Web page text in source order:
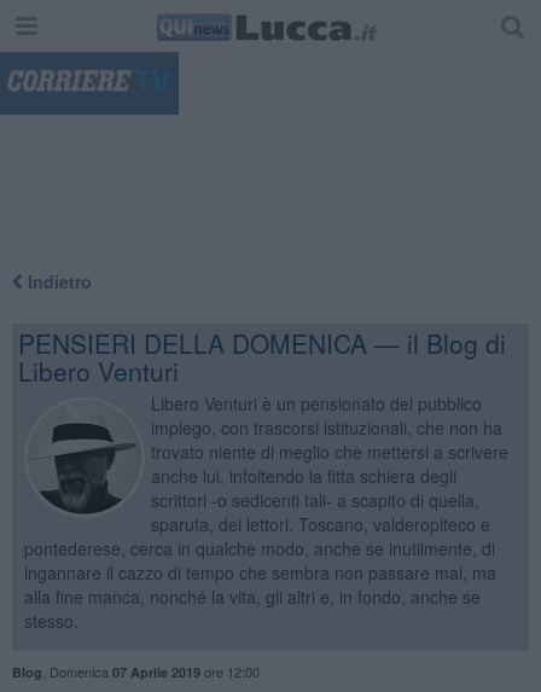
Indietro
PENSIERI DELLA DOMENICA — il Blog di
Libero Venturi
Libero Venturi è un pensionato del pubblico
impiego, con trascorsi istituzionali, che non ha
trovato niente di meglio che mettersi a scrivere
anche lui, infoltendo la fitta schiera degli
scrittori -o sedicenti tali- a scapito di quella,
sparuta, dei lettori. Toscano, valderopiteco e
pontederese, cerca in qualche modo, anche se inutilmente, di
ingannare il cazzo di tempo che sembra non passare mai, ma
alla fine manca, nonché la vita, gli altri e, in fondo, anche se
stesso.
Blog Domenica 07 Aprile 2019ore 12:00